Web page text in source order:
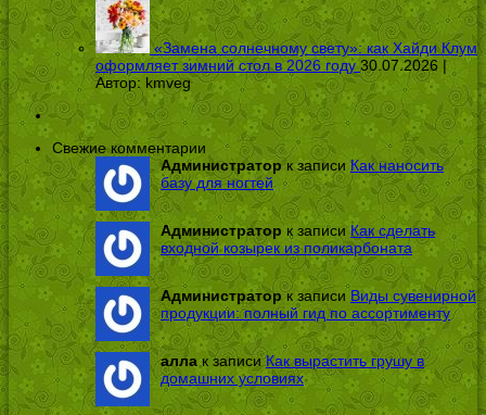
«Замена солнечному свету»: как Хайди Клум
оформляет зимний стол в 2026 году 30.07.2026 |
Автор:kmveg
Свежие комментарии
Администраторк записиКак наносить
базу для ногтей
Администраторк записиКак сделать
входной козырек из поликарбоната
Администраторк записи Виды сувенирной
продукции: полный гид по ассортименту
аллак записиКак вырастить грушу в
домашних условиях